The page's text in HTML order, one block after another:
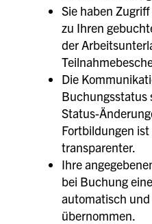
Sie haben
zu Ihren
der
Die
Buchungsstatus
Status-
Fortbildungen
transparenter.
Ihre
bei Buchung
automatisch
übernommen.